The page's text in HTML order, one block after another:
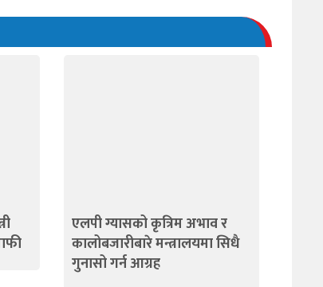
एलपी ग्यासको कृत्रिम अभाव र
कालोबजारीबारे मन्त्रालयमा सिधै
गुनासो गर्न आग्रह